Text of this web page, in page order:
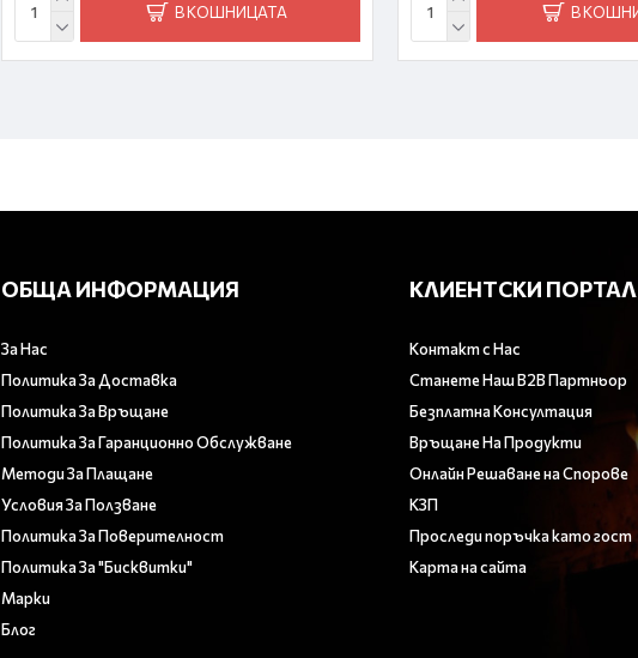
В КОШНИЦАТА В
ОБЩА ИНФОРМАЦИЯ
За Нас
Политика За Доставка
Политика За Връщане
Политика За Гаранционно Обслужване
Методи За Плащане
Условия За Ползване
Политика За Поверителност
Политика За "Бисквитки"
Марки
Блог
КЛИЕНТСКИ ПОРТАЛ
Контакт с Нас
Станете Наш B2B Партньор
Безплатна Консултация
Връщане На Продукти
Онлайн Решаване на Спорове
КЗП
Проследи поръчка като гост
Карта на сайта